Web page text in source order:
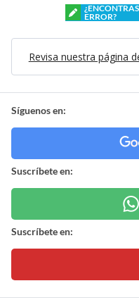
ERROR?
Revisa nuestra página
Síguenos en:
Suscríbete en:
Suscríbete en: